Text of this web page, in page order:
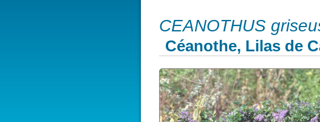
CEANOTHUS
Céanothe, Lilas de